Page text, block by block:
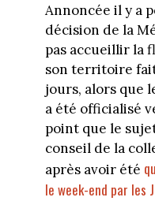
Annoncée il y a
décision de la
pas accueillir la
son territoire
jours, alors que
a été officialisé
point que le
conseil de la
après avoir été
le week-end par les